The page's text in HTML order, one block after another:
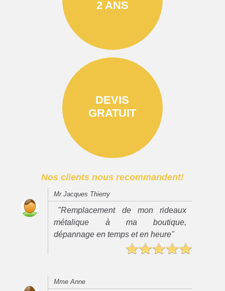
2 ANS
DEVIS
GRATUIT
Nos clients nous recommandent!
Mr Jacques Thierry
"Remplacement de mon rideaux
métalique à ma boutique,
dépannage en temps et en heure"
Mme Anne